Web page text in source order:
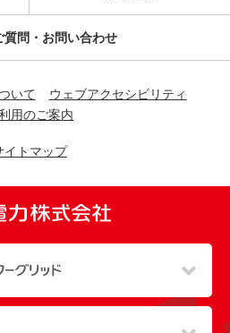
質問・お問い合わせ
いて
ウェブアクセシビリティ
用のご案内
イトマップ
開きます）